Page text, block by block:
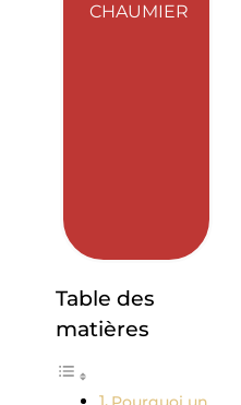
CHAUMIER
Table des
matières